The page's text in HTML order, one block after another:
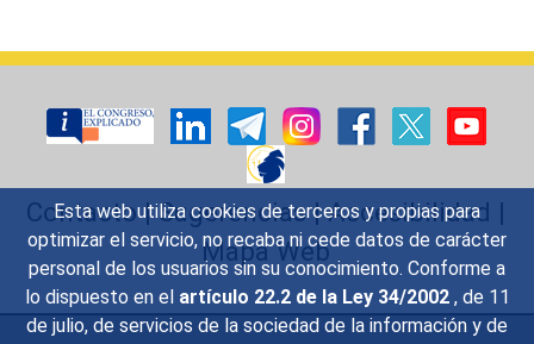
Esta web utiliza cookies de terceros y propias para
optimizar el servicio, no recaba ni cede datos de carácter
personal de los usuarios sin su conocimiento. Conforme a
lo dispuesto en el artículo 22.2 de la Ley 34/2002 , de 11
de julio, de servicios de la sociedad de la información y de
Contacto|Sugerencias|Accesibilidad |
Mapa Web